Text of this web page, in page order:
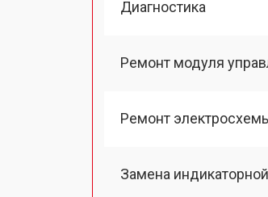
Диагностика
Ремонт модуля
Ремонт
Замена